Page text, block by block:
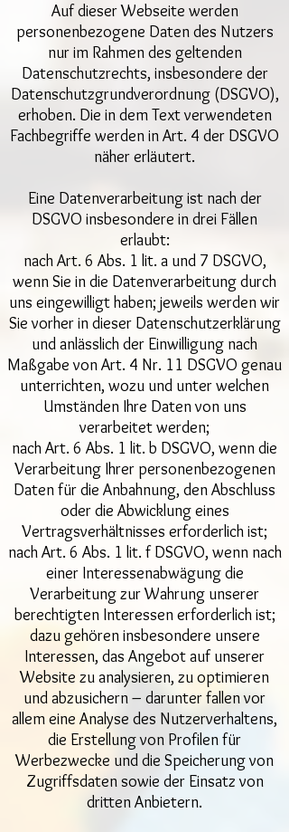
Auf dieser Webseite werden
personenbezogene Daten des Nutzers
nur im Rahmen des geltenden
Datenschutzrechts, insbesondere der
Datenschutzgrundverordnung (DSGVO),
erhoben. Die in dem Text verwendeten
Fachbegriffe werden in Art. 4 der DSGVO
näher erläutert.
Eine Datenverarbeitung ist nach der
DSGVO insbesondere in drei Fällen
erlaubt:
nach Art. 6 Abs. 1 lit. a und 7 DSGVO,
wenn Sie in die Datenverarbeitung durch
uns eingewilligt haben; jeweils werden wir
Sie vorher in dieser Datenschutzerklärung
und anlässlich der Einwilligung nach
Maßgabe von Art. 4 Nr. 11 DSGVO genau
unterrichten, wozu und unter welchen
Umständen Ihre Daten von uns
verarbeitet werden;
nach Art. 6 Abs. 1 lit. b DSGVO, wenn die
Verarbeitung Ihrer personenbezogenen
Daten für die Anbahnung, den Abschluss
oder die Abwicklung eines
Vertragsverhältnisses erforderlich ist;
nach Art. 6 Abs. 1 lit. f DSGVO, wenn nach
einer Interessenabwägung die
Verarbeitung zur Wahrung unserer
berechtigten Interessen erforderlich ist;
dazu gehören insbesondere unsere
Interessen, das Angebot auf unserer
Website zu analysieren, zu optimieren
und abzusichern – darunter fallen vor
allem eine Analyse des Nutzerverhaltens,
die Erstellung von Profilen für
Werbezwecke und die Speicherung von
Zugriffsdaten sowie der Einsatz von
dritten Anbietern.